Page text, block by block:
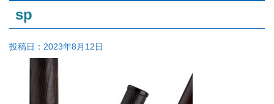
sp
投稿日： 2023年8月12日